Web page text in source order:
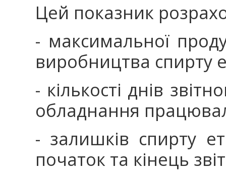
Цей показник
- максимальної
виробництва спирту
- кількості днів
обладнання
- залишків спирту
початок та кінець